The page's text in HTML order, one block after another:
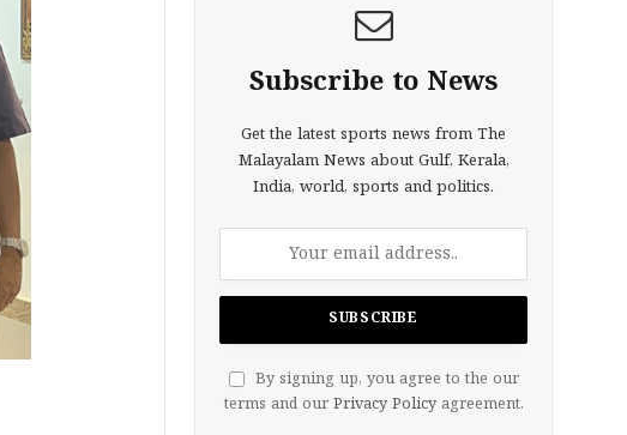
Subscribe to News
Get the latest sports news from The
Malayalam News about Gulf, Kerala,
India, world, sports and politics.
By signing up, you agree to the our
terms and our Privacy Policyagreement.